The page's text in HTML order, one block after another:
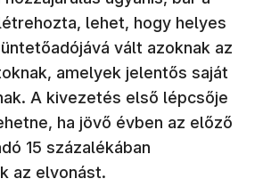
lehet, hogy helyes
vált azoknak az
amelyek jelentős saját
A kivezetés első lépcsője
ha jövő évben az előző
15 százalékában
az elvonást.